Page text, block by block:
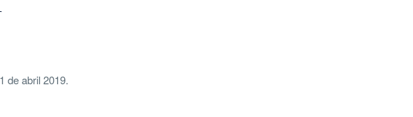
de abril 2019.